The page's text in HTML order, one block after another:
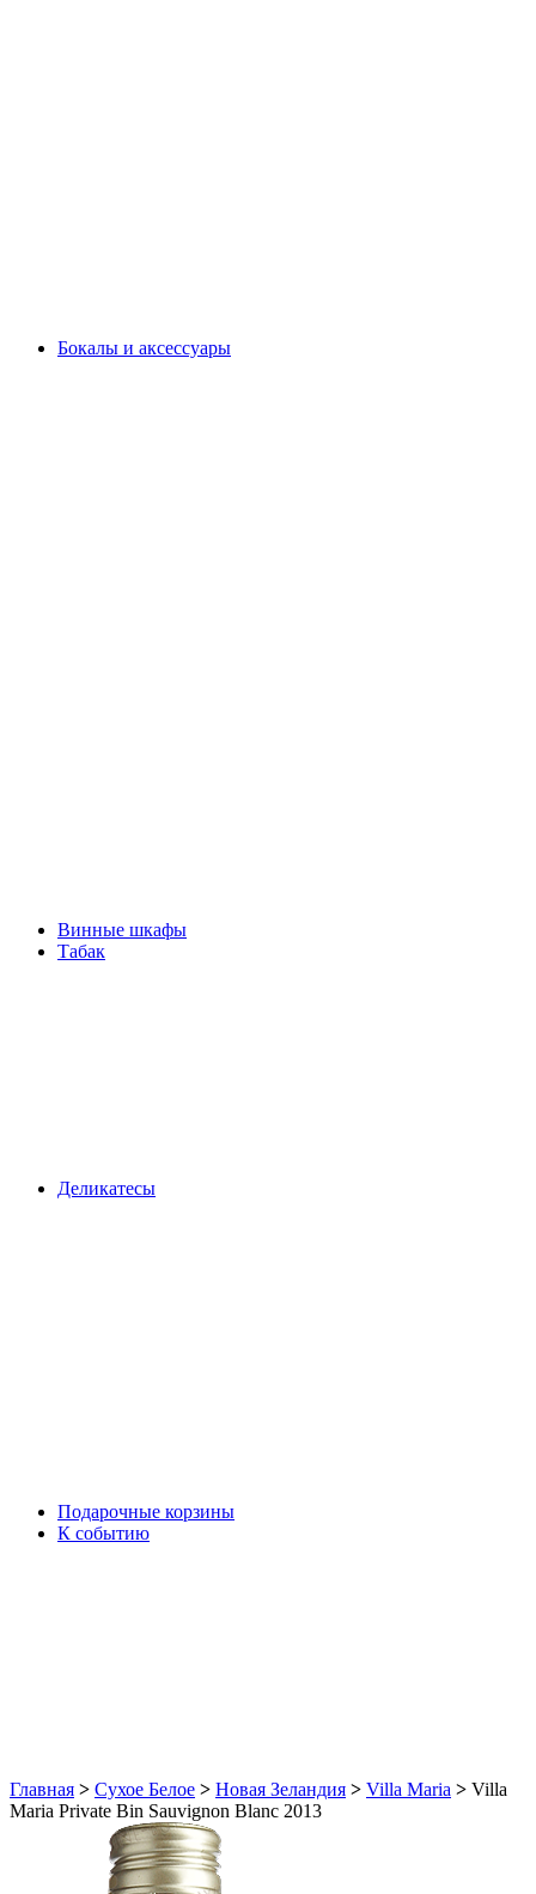
Бокалы и аксессуары
Винные шкафы
Табак
Деликатесы
Подарочные корзины
К событию
Главная > Сухое Белое > Новая Зеландия > Villa Maria > Villa
Maria Private Bin Sauvignon Blanc 2013